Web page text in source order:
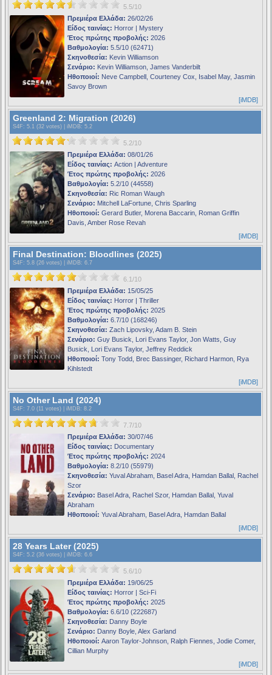
5.5/10
Πρεμιέρα Ελλάδα: 26/02/26
Είδος ταινίας: Horror | Mystery
Έτος πρώτης προβολής: 2026
Βαθμολογία: 5.5/10 (62471)
Σκηνοθεσία: Kevin Williamson
Σενάριο: Kevin Williamson, James Vanderbilt
Ηθοποιοί: Neve Campbell, Courteney Cox, Isabel May, Jasmin
Savoy Brown
[iMDB]
Greenland 2: Migration (2026)
S4F : 5.1 (32 votes) | iMDB: 5.2
5.2/10
Πρεμιέρα Ελλάδα: 08/01/26
Είδος ταινίας: Action | Adventure
Έτος πρώτης προβολής: 2026
Βαθμολογία: 5.2/10 (44558)
Σκηνοθεσία: Ric Roman Waugh
Σενάριο: Mitchell LaFortune, Chris Sparling
Ηθοποιοί: Gerard Butler, Morena Baccarin, Roman Griffin
Davis, Amber Rose Revah
[iMDB]
Final Destination: Bloodlines (2025)
S4F : 5.8 (26 votes) | iMDB: 6.7
6.1/10
Πρεμιέρα Ελλάδα: 15/05/25
Είδος ταινίας: Horror | Thriller
Έτος πρώτης προβολής: 2025
Βαθμολογία: 6.7/10 (168246)
Σκηνοθεσία: Zach Lipovsky, Adam B. Stein
Σενάριο: Guy Busick, Lori Evans Taylor, Jon Watts, Guy
Busick, Lori Evans Taylor, Jeffrey Reddick
Ηθοποιοί: Tony Todd, Brec Bassinger, Richard Harmon, Rya
Kihlstedt
[iMDB]
No Other Land (2024)
S4F : 7.0 (11 votes) | iMDB: 8.2
7.7/10
Πρεμιέρα Ελλάδα: 30/07/46
Είδος ταινίας: Documentary
Έτος πρώτης προβολής: 2024
Βαθμολογία: 8.2/10 (55979)
Σκηνοθεσία: Yuval Abraham, Basel Adra, Hamdan Ballal, Rachel
Szor
Σενάριο: Basel Adra, Rachel Szor, Hamdan Ballal, Yuval
Abraham
Ηθοποιοί: Yuval Abraham, Basel Adra, Hamdan Ballal
[iMDB]
28 Years Later (2025)
S4F : 5.2 (36 votes) | iMDB: 6.6
5.6/10
Πρεμιέρα Ελλάδα: 19/06/25
Είδος ταινίας: Horror | Sci-Fi
Έτος πρώτης προβολής: 2025
Βαθμολογία: 6.6/10 (222687)
Σκηνοθεσία: Danny Boyle
Σενάριο: Danny Boyle, Alex Garland
Ηθοποιοί: Aaron Taylor-Johnson, Ralph Fiennes, Jodie Comer,
Cillian Murphy
[iMDB]